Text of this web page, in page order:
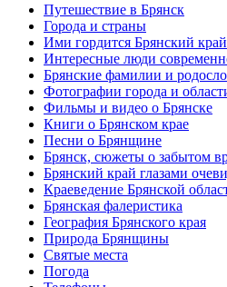
Путешествие в Брянск
Города и страны
Ими гордится Брянский край
Интересные люди
Брянские фамилии и
Фотографии города и
Фильмы и видео о Брянске
Книги о Брянском крае
Песни о Брянщине
Брянск, сюжеты о забытом
Брянский край глазами
Краеведение Брянской
Брянская фалеристика
География Брянского края
Природа Брянщины
Святые места
Погода